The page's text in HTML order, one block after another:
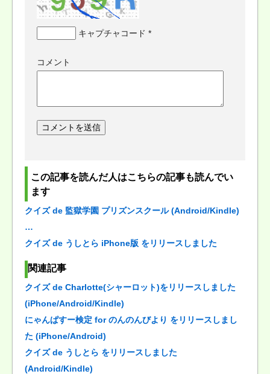
キャプチャコード *
コメント
この記事を読んだ人はこちらの記事も読んでい
ます
クイズ de 監獄学園 プリズンスクール (Android/Kindle)
…
クイズ de うしとら iPhone版 をリリースしました
関連記事
クイズ de Charlotte(シャーロット)をリリースしました
(iPhone/Android/Kindle)
にゃんぱすー検定 for のんのんびより をリリースしまし
た (iPhone/Android)
クイズ de うしとら をリリースしました
(Android/Kindle)